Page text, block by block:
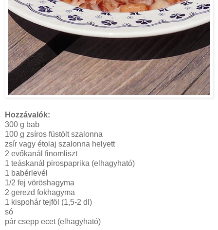
Hozzávalók:
300 g bab
100 g zsíros füstölt szalonna
zsír vagy étolaj szalonna helyett
2 evőkanál finomliszt
1 teáskanál pirospaprika (elhagyható)
1 babérlevél
1/2 fej vöröshagyma
2 gerezd fokhagyma
1 kispohár tejföl (1,5-2 dl)
só
pár csepp ecet (elhagyható)